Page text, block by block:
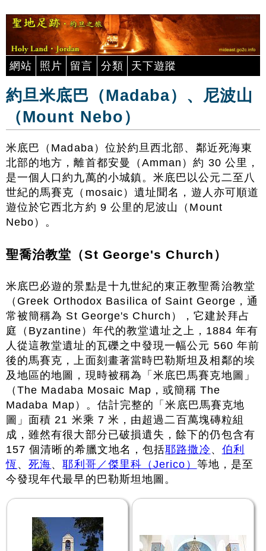
網站 照片 留言 分類 天下遊蹤
約旦米底巴（Madaba）、尼波山
（Mount Nebo）
米底巴（Madaba）位於約旦西北部、鄰近死海東
北部的地方，離首都安曼（Amman）約 30 公里，
是一個人口約九萬的小城鎮。米底巴以公元二至八
世紀的馬賽克（mosaic）遺址聞名，遊人亦可順道
遊位於它西北方約 9 公里的尼波山（Mount
Nebo）。
聖喬治教堂（St George's Church）
米底巴必遊的景點是十九世紀的東正教聖喬治教堂
（Greek Orthodox Basilica of Saint George，通
常被簡稱為 St George's Church），它建於拜占
庭（Byzantine）年代的教堂遺址之上，1884 年有
人從這教堂遺址的瓦礫之中發現一幅公元 560 年前
後的馬賽克，上面刻畫著當時巴勒斯坦及相鄰的埃
及地區的地圖，現時被稱為「米底巴馬賽克地圖」
（The Madaba Mosaic Map，或簡稱 The
Madaba Map）。估計完整的「米底巴馬賽克地
圖」面積 21 米乘 7 米，由超過二百萬塊磚粒組
成，雖然有很大部分已破損遺失，餘下的仍包含有
157 個清晰的希臘文地名，包括耶路撒冷 、 伯利
恆 、死海、耶利哥／傑里科（Jerico） 等地，是至
今發現年代最早的巴勒斯坦地圖。